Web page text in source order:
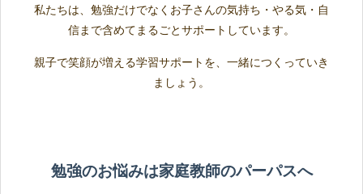
私たちは、勉強だけでなくお子さんの気持ち・やる気・自
信まで含めてまるごとサポートしています。
親子で笑顔が増える学習サポートを、一緒につくっていき
ましょう。
勉強のお悩みは家庭教師のパーパスへ